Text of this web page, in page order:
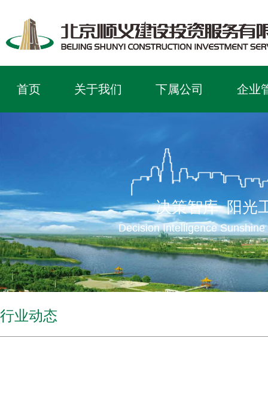
首页 关于我们 下属公司 企业
决策智库 阳光
Decision Intelligence
行业动态